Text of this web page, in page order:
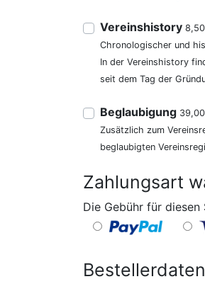
Vereinshistory
Chronologischer und
In der Vereinshistory
seit dem Tag der
Beglaubigung
Zusätzlich zum
beglaubigten
Zahlungsart
Die Gebühr für
Bestellerdaten